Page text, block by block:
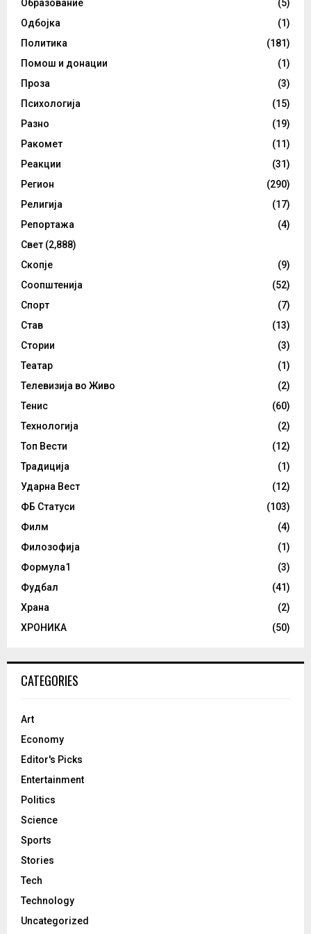
Образование
(5)
Одбојка
(1)
Политика
(181)
Помош и донации
(1)
Проза
(3)
Психологија
(15)
Разно
(19)
Ракомет
(11)
Реакции
(31)
Регион
(290)
Религија
(17)
Репортажа
(4)
Свет (2,888)
Скопје
(9)
Соопштенија
(52)
Спорт
(7)
Став
(13)
Стории
(3)
Театар
(1)
Телевизија во Живо
(2)
Тенис
(60)
Технологија
(2)
Топ Вести
(12)
Традиција
(1)
Ударна Вест
(12)
ФБ Статуси
(103)
Филм
(4)
Филозофија
(1)
Формула1
(3)
Фудбал
(41)
Храна
(2)
ХРОНИКА
(50)
CATEGORIES
Art
Economy
Editor's Picks
Entertainment
Politics
Science
Sports
Stories
Tech
Technology
Uncategorized